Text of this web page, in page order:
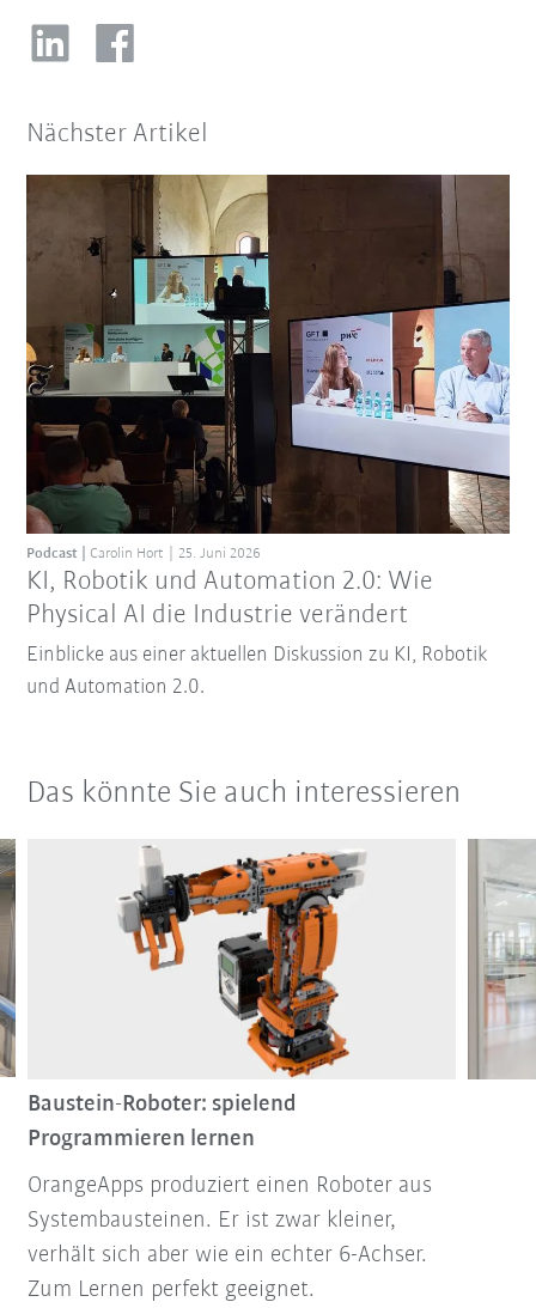
Nächster Artikel
KI, Robotik und Automation 2.0: Wie
Physical AI die Industrie verändert
Podcast Carolin Hort 25. Juni 2026
Einblicke aus einer aktuellen Diskussion zu KI, Robotik
und Automation 2.0.
Das könnte Sie auch interessieren
Baustein-Roboter: spielend
Programmieren lernen
OrangeApps produziert einen Roboter aus
Systembausteinen. Er ist zwar kleiner,
verhält sich aber wie ein echter 6-Achser.
Zum Lernen perfekt geeignet.